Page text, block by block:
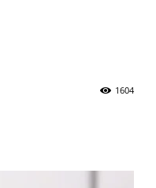
1604